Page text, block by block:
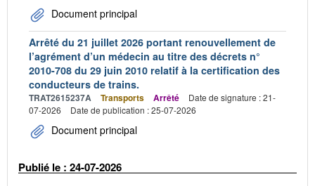
Document principal
Arrêté du 21 juillet 2026 portant renouvellement de
l’agrément d’un médecin au titre des décrets n°
2010-708 du 29 juin 2010 relatif à la certification des
conducteurs de trains.
TRAT2615237A Transports Arrêté
Date de signature : 21-
07-2026
Date de publication : 25-07-2026
Document principal
Publié le : 24-07-2026